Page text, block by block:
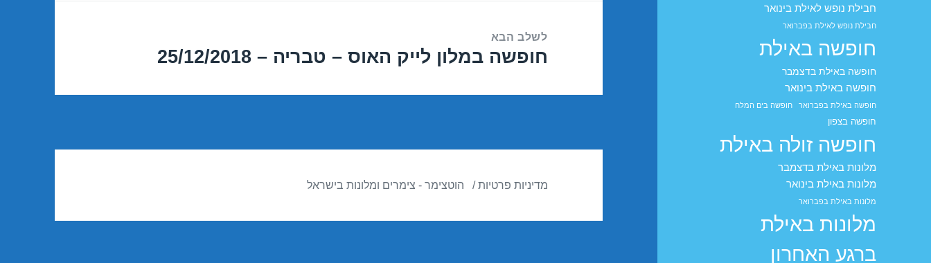
חבילת נופש לאילת בינואר
חבילת נופש לאילת בפברואר
חופשה באילת
חופשה באילת בדצמבר
חופשה באילת בינואר
חופשה באילת בפברואר חופשה בים המלח
חופשה בצפון
חופשה זולה באילת
מלונות באילת בדצמבר
מלונות באילת בינואר
מלונות באילת בפברואר
מלונות באילת
ברגע האחרון
לשלב הבא
הפוסט
חופשה במלון לייק האוס – טבריה – 25/12/2018
מדיניות פרטיות הוטצימר - צימרים ומלונות בישראל